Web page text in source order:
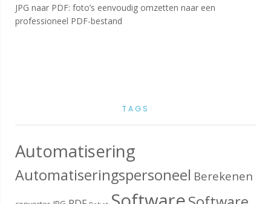
JPG naar PDF: foto’s eenvoudig omzetten naar een
professioneel PDF-bestand
TAGS
Automatisering
Automatiseringspersoneel Berekenen